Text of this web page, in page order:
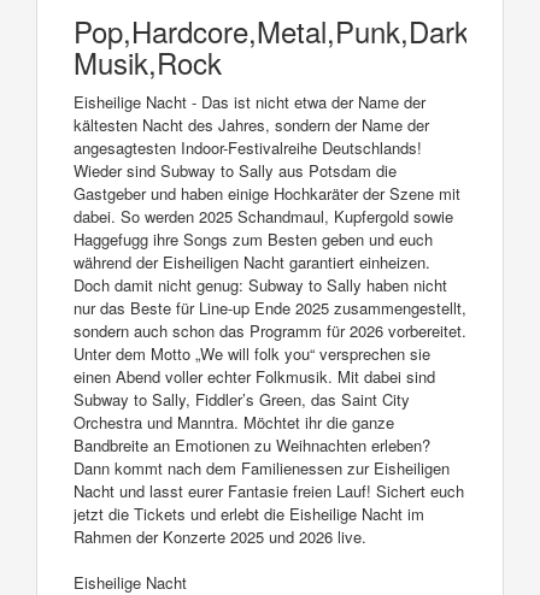
Pop,Hardcore,Metal,Punk,Dark
Musik,Rock
Eisheilige Nacht - Das ist nicht etwa der Name der
kältesten Nacht des Jahres, sondern der Name der
angesagtesten Indoor-Festivalreihe Deutschlands!
Wieder sind Subway to Sally aus Potsdam die
Gastgeber und haben einige Hochkaräter der Szene mit
dabei. So werden 2025 Schandmaul, Kupfergold sowie
Haggefugg ihre Songs zum Besten geben und euch
während der Eisheiligen Nacht garantiert einheizen.
Doch damit nicht genug: Subway to Sally haben nicht
nur das Beste für Line-up Ende 2025 zusammengestellt,
sondern auch schon das Programm für 2026 vorbereitet.
Unter dem Motto „We will folk you“ versprechen sie
einen Abend voller echter Folkmusik. Mit dabei sind
Subway to Sally, Fiddler’s Green, das Saint City
Orchestra und Manntra. Möchtet ihr die ganze
Bandbreite an Emotionen zu Weihnachten erleben?
Dann kommt nach dem Familienessen zur Eisheiligen
Nacht und lasst eurer Fantasie freien Lauf! Sichert euch
jetzt die Tickets und erlebt die Eisheilige Nacht im
Rahmen der Konzerte 2025 und 2026 live.
Eisheilige Nacht